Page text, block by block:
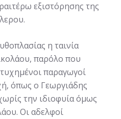
εξιστόρησης της
η ταινία
παρόλο που
παραγωγοί
όπως ο Γεωργιάδης
την ιδιοφυία όμως
Οι αδελφοί